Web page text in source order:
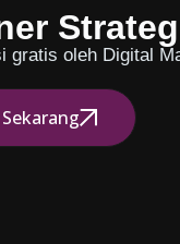
oleh Digital